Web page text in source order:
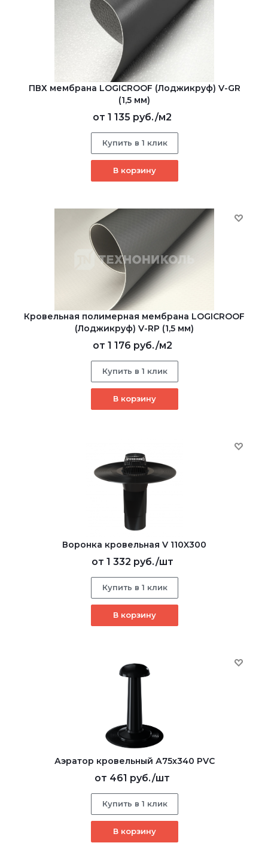
ПВХ мембрана LOGICROOF (Лоджикруф) V-GR
(1,5 мм)
от 1 135 руб./м2
Купить в 1 клик
В корзину
Кровельная полимерная мембрана LOGICROOF
(Лоджикруф) V-RP (1,5 мм)
от 1 176 руб./м2
Купить в 1 клик
В корзину
Воронка кровельная V 110X300
от 1 332 руб./шт
Купить в 1 клик
В корзину
Аэратор кровельный А75х340 PVC
от 461 руб./шт
Купить в 1 клик
В корзину